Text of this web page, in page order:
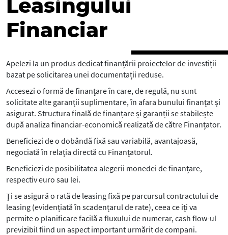
Leasingului
Financiar
Apelezi la un produs dedicat finanțării proiectelor de investiții
bazat pe solicitarea unei documentații reduse.
Accesezi o formă de finanțare în care, de regulă, nu sunt
solicitate alte garanții suplimentare, în afara bunului finanțat și
asigurat. Structura finală de finanțare și garanții se stabilește
după analiza financiar-economică realizată de către Finanțator.
Beneficiezi de o dobândă fixă sau variabilă, avantajoasă,
negociată în relația directă cu Finanțatorul.
Beneficiezi de posibilitatea alegerii monedei de finanțare,
respectiv euro sau lei.
Ți se asigură o rată de leasing fixă pe parcursul contractului de
leasing (evidențiată în scadențarul de rate), ceea ce iți va
permite o planificare facilă a fluxului de numerar, cash flow-ul
previzibil fiind un aspect important urmărit de compani.